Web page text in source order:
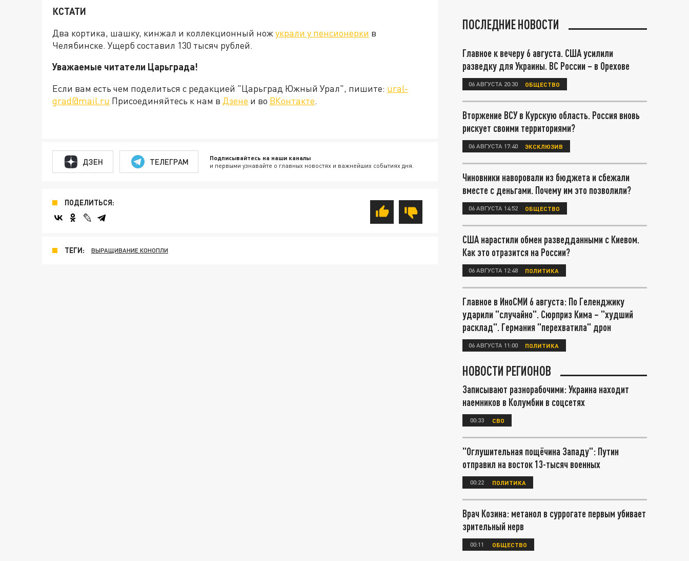
КСТАТИ
Два кортика, шашку, кинжал и коллекционный нож украли у пенсионерки в
Челябинске. Ущерб составил 130 тысяч рублей.
Уважаемые читатели Царьграда!
Если вам есть чем поделиться с редакцией "Царьград Южный Урал", пишите: ural-
grad@mail.ru Присоединяйтесь к нам в Дзене и во ВКонтакте.
ДЗЕН ТЕЛЕГРАМ Подписывайтесь на наши каналы
и первыми узнавайте о главных новостях и важнейших событиях дня.
ПОДЕЛИТЬСЯ:
ТЕГИ: ВЫРАЩИВАНИЕ КОНОПЛИ
ПОСЛЕДНИЕ НОВОСТИ
Главное к вечеру 6 августа. США усилили
разведку для Украины. ВС России – в Орехове
06 АВГУСТА 20:30 ОБЩЕСТВО
Вторжение ВСУ в Курскую область. Россия вновь
рискует своими территориями?
06 АВГУСТА 17:40 ЭКСКЛЮЗИВ
Чиновники наворовали из бюджета и сбежали
вместе с деньгами. Почему им это позволили?
06 АВГУСТА 14:52 ОБЩЕСТВО
США нарастили обмен разведданными с Киевом.
Как это отразится на России?
06 АВГУСТА 12:48 ПОЛИТИКА
Главное в ИноСМИ 6 августа: По Геленджику
ударили "случайно". Сюрприз Кима – "худший
расклад". Германия "перехватила" дрон
06 АВГУСТА 11:00 ПОЛИТИКА
НОВОСТИ РЕГИОНОВ
Записывают разнорабочими: Украина находит
наемников в Колумбии в соцсетях
00:33 СВО
"Оглушительная пощёчина Западу": Путин
отправил на восток 13-тысяч военных
00:22 ПОЛИТИКА
Врач Козина: метанол в суррогате первым убивает
зрительный нерв
00:11 ОБЩЕСТВО